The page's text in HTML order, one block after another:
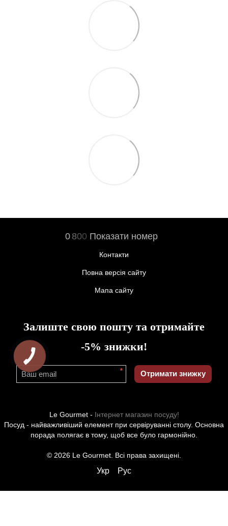
0 800 Показати номер
Контакти
Повна версія сайту
Мапа сайту
Залиште свою пошту та отримайте
-5% знижки!
* Отримати знижку
Le Gourmet - Інтернет магазин посуду!
Посуд - найважливіший елемент при сервіруванні столу. Основна
порада полягає в тому, щоб все було гармонійно.
© 2026 Le Gourmet. Всі права захищені.
Укр Рус